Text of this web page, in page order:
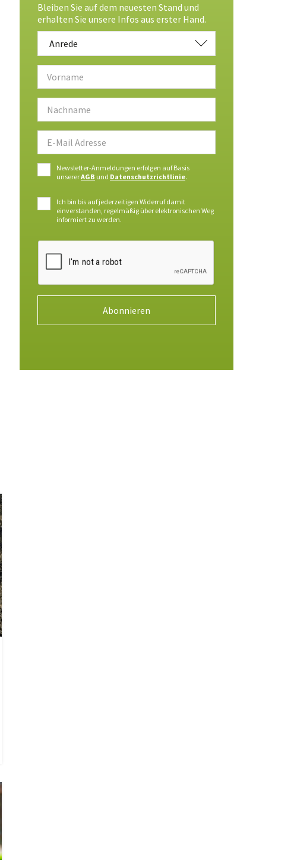
Bleiben Sie auf dem neuesten Stand und
erhalten Sie unsere Infos aus erster Hand.
Anrede
Newsletter-Anmeldungen erfolgen auf Basis
unsererAGB und Datenschutzrichtlinie.
Ich bin bis auf jederzeitigen Widerruf damit
einverstanden, regelmäßig über elektronischen Weg
informiert zu werden.
Abonnieren